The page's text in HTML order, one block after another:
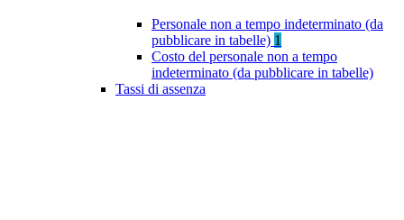
Personale non a tempo indeterminato (da
pubblicare in tabelle) 1
Costo del personale non a tempo
indeterminato (da pubblicare in tabelle)
Tassi di assenza